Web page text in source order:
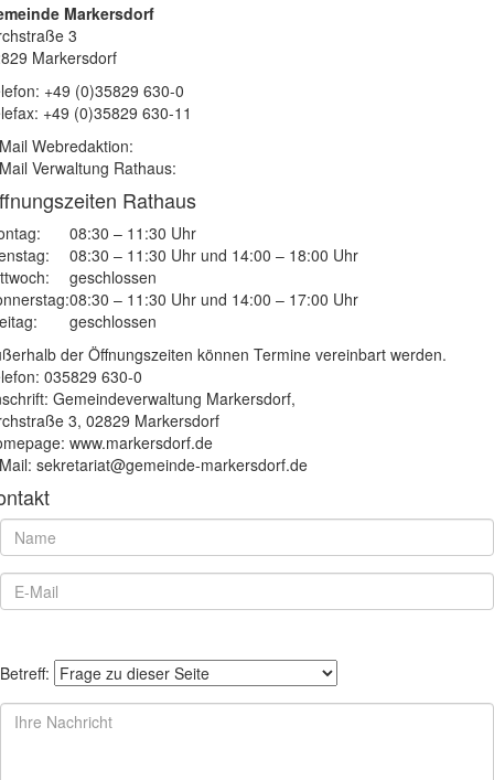
Markersdorf
3
Markersdorf
+49 (0)35829 630-0
+49 (0)35829 630-11
Webredaktion:
Verwaltung Rathaus:
Rathaus
08:30 – 11:30 Uhr
08:30 – 11:30 Uhr und 14:00 – 18:00 Uhr
geschlossen
08:30 – 11:30 Uhr und 14:00 – 17:00 Uhr
geschlossen
der Öffnungszeiten können Termine vereinbart werden.
035829 630-0
Gemeindeverwaltung Markersdorf,
3, 02829 Markersdorf
www.markersdorf.de
sekretariat@gemeinde-markersdorf.de
Betreff: